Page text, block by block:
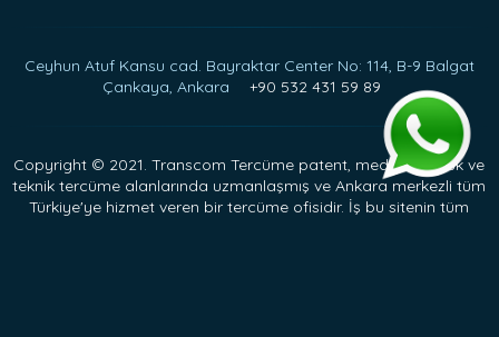
Ceyhun Atuf Kansu cad. Bayraktar Center No: 114, B-9 Balgat
Çankaya, Ankara
+90 532 431 59 89
Copyright © 2021. Transcom Tercüme patent, medikal, hukuk ve
teknik tercüme alanlarında uzmanlaşmış ve Ankara merkezli tüm
Türkiye'ye hizmet veren bir tercüme ofisidir. İş bu sitenin tüm